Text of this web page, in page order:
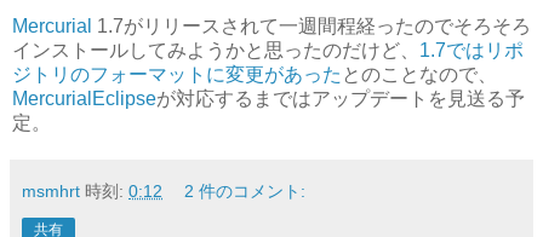
Mercurial 1.7がリリースされて一週間程経ったのでそろそろ
インストールしてみようかと思ったのだけど、 1.7ではリポ
ジトリのフォーマットに変更があった とのことなので、
MercurialEclipseが対応するまではアップデートを見送る予
定。
msmhrt 時刻: 0:12 2 件のコメント:
共有